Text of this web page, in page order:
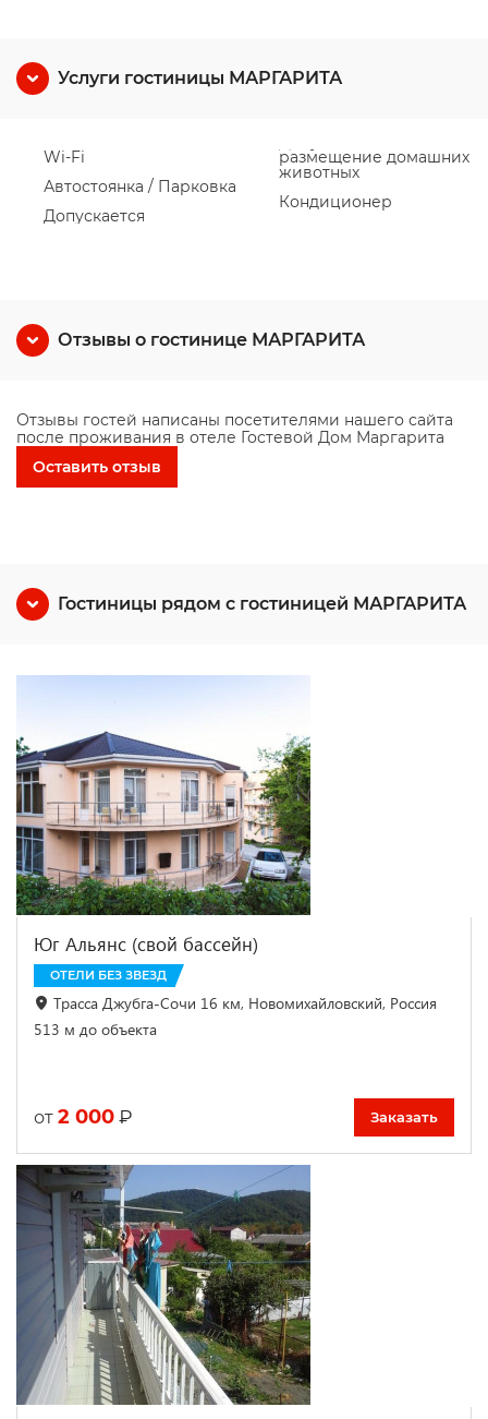
Услуги гостиницы МАРГАРИТА
Wi-Fi
Автостоянка / Парковка
Допускается
размещение домашних
животных
Кондиционер
Отзывы о гостинице МАРГАРИТА
Отзывы гостей написаны посетителями нашего сайта
после проживания в отеле Гостевой Дом Маргарита
Оставить отзыв
Гостиницы рядом с гостиницей МАРГАРИТА
Юг Альянс (свой бассейн)
ОТЕЛИ БЕЗ ЗВЕЗД
Трасса Джубга-Сочи 16 км, Новомихайловский, Россия
513 м до объекта
от 2 000 ₽ Заказать